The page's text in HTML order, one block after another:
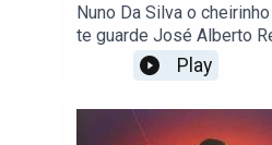
Nuno Da Silva o
te guarde José Alberto
amor contigo Romana
saga amor eu juro
menos José reza só
Portuguesa é festa e
Play